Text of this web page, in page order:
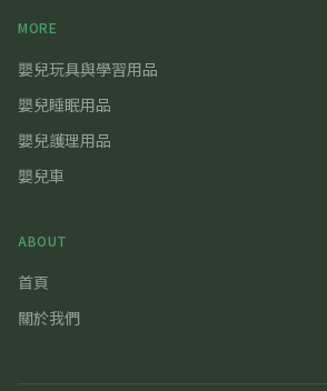
MORE
嬰兒玩具與學習用品
嬰兒睡眠用品
嬰兒護理用品
嬰兒車
ABOUT
首頁
關於我們